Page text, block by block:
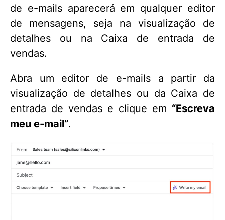
de e-mails aparecerá em qualquer editor
de mensagens, seja na visualização de
detalhes ou na Caixa de entrada de
vendas.
Abra um editor de e-mails a partir da
visualização de detalhes ou da Caixa de
entrada de vendas e clique em “Escreva
meu e-mail”.